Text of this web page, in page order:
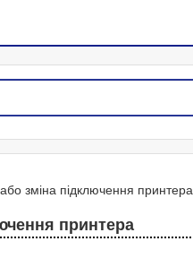
зміна підключення принтера
принтера